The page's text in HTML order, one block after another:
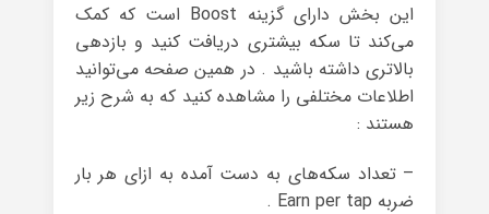
این بخش دارای گزینه Boost است که کمک
می‌کند تا سکه بیشتری دریافت کنید و بازدهی
بالاتری داشته باشید . در همین صفحه می‌توانید
اطلاعات مختلفی را مشاهده کنید که به شرح زیر
هستند :
– تعداد سکه‌های به دست آمده به ازای هر بار
ضربه Earn per tap .